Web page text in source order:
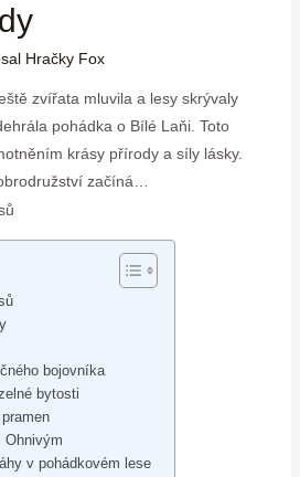
Hračky Fox
zvířata mluvila⁢ a lesy skrývaly
⁣pohádka o Bílé Laňi. Toto
krásy přírody a síly lásky.
začíná…
bojovníka
⁢bytosti
Ohnivým
v pohádkovém lese